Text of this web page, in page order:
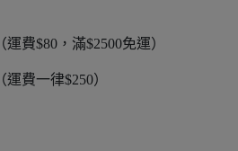
費$80，滿$2500免運）
費一律$250）